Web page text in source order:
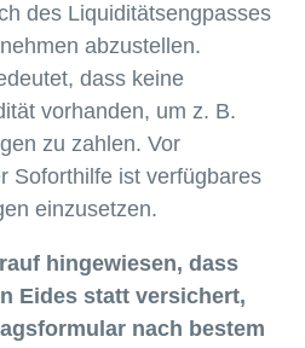
des Liquiditätsengpasses
abzustellen.
dass keine
vorhanden, um z. B.
zu zahlen. Vor
Soforthilfe ist verfügbares
einzusetzen.
hingewiesen, dass
Eides statt versichert,
nach bestem